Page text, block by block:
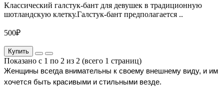
Классический галстук-бант для девушек в традиционную
шотландскую клетку.Галстук-бант предполагается ..
500₽
Купить
Показано с 1 по 2 из 2 (всего 1 страниц)
Женщины всегда внимательны к своему внешнему виду, и им
хочется быть красивыми и стильными везде.